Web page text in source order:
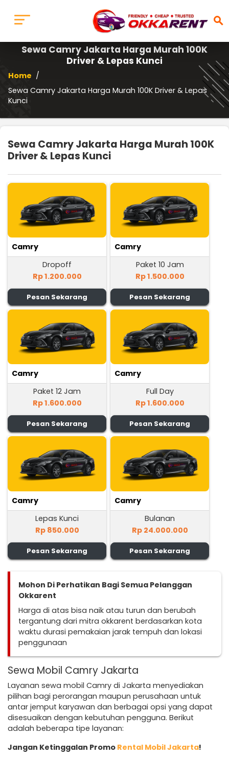
search
Sewa Camry Jakarta Harga Murah 100K
Driver & Lepas Kunci
Home /
Sewa Camry Jakarta Harga Murah 100K Driver & Lepas
Kunci
Sewa Camry Jakarta Harga Murah 100K
Driver & Lepas Kunci
Camry
Dropoff
Rp 1.200.000
Pesan Sekarang
Camry
Paket 10 Jam
Rp 1.500.000
Pesan Sekarang
Camry
Paket 12 Jam
Rp 1.600.000
Pesan Sekarang
Camry
Full Day
Rp 1.600.000
Pesan Sekarang
Camry
Lepas Kunci
Rp 850.000
Pesan Sekarang
Camry
Bulanan
Rp 24.000.000
Pesan Sekarang
Mohon Di Perhatikan Bagi Semua Pelanggan
Okkarent
Harga di atas bisa naik atau turun dan berubah
tergantung dari mitra okkarent berdasarkan kota
waktu durasi pemakaian jarak tempuh dan lokasi
penggunaan
Sewa Mobil Camry Jakarta
Layanan sewa mobil Camry di Jakarta menyediakan
pilihan bagi perorangan maupun perusahaan untuk
antar jemput karyawan dan berbagai opsi yang dapat
disesuaikan dengan kebutuhan pengguna. Berikut
adalah beberapa tipe layanan:
Jangan Ketinggalan Promo Rental Mobil Jakarta!